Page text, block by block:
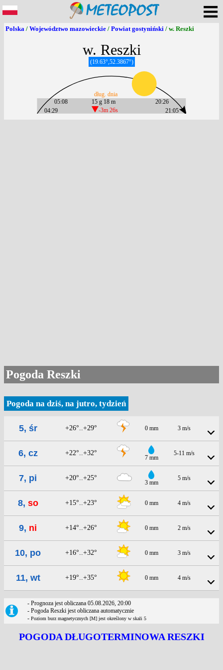
Polska / Województwo mazowieckie / Powiat gostyniński / w. Reszki
w. Reszki
(19.63°,52.3867°)
04:29
05:08
15 g 18 m
-3m 26s
dług. dnia
21:05
20:26
Pogoda Reszki
Pogoda na dziś, na jutro, tydzień
5, śr +26°..+29° 0 mm 3 m/s
6, cz +22°..+32°
7 mm
5-11 m/s
7, pi +20°..+25°
3 mm
5 m/s
8, so +15°..+23° 0 mm 4 m/s
9, ni +14°..+26° 0 mm 2 m/s
10, po +16°..+32° 0 mm 3 m/s
11, wt +19°..+35° 0 mm 4 m/s
- Prognoza jest obliczana 05.08.2026, 20:00
- Pogoda Reszki jest obliczana automatycznie
- Poziom burz magnetycznych [M] jest określony w skali 5
POGODA DŁUGOTERMINOWA RESZKI